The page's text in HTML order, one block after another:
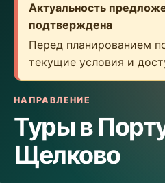
Актуальность
подтверждена
Перед планированием
текущие условия и
НАПРАВЛЕНИЕ
Туры в
Щелково